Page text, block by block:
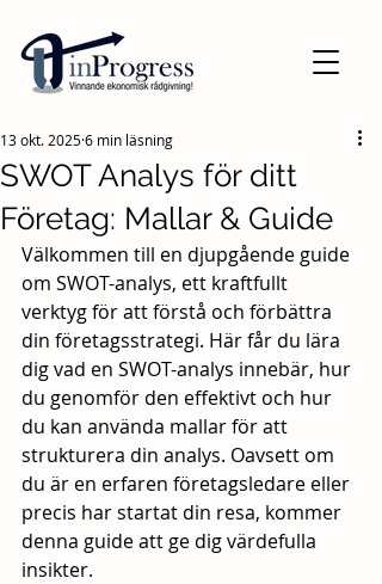
SWOT Analys för ditt
Företag: Mallar & Guide
13 okt. 20256 min läsning
Välkommen till en djupgående guide
om SWOT-analys, ett kraftfullt
verktyg för att förstå och förbättra
din företagsstrategi. Här får du lära
dig vad en SWOT-analys innebär, hur
du genomför den effektivt och hur
du kan använda mallar för att
strukturera din analys. Oavsett om
du är en erfaren företagsledare eller
precis har startat din resa, kommer
denna guide att ge dig värdefulla
insikter.